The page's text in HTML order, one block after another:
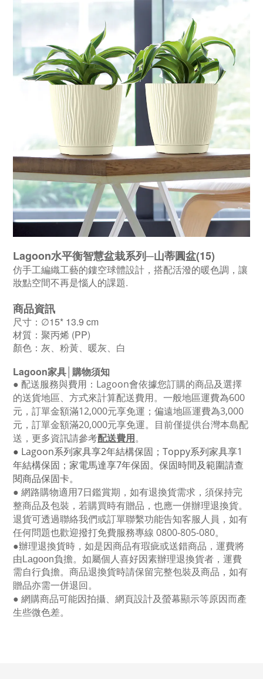
Lagoon水平衡智慧盆栽系列─山蒂圓盆(15)
仿手工編織工藝的鏤空球體設計，搭配活潑的暖色調，讓
妝點空間不再是惱人的課題.
商品資訊
尺寸：∅15* 13.9 cm
材質：聚丙烯 (PP)
顏色：灰、粉黃、暖灰、白
Lagoon家具│購物須知
● 配送服務與費用： Lagoon會依據您訂購的商品及選擇
的送貨地區、方式來計算配送費用。一般地區運費為600
元，訂單金額滿12,000元享免運；偏遠地區運費為3,000
元，訂單金額滿20,000元享免運。目前僅提供台灣本島配
送，更多資訊請參考配送費用。
● Lagoon系列家具享2年結構保固； Toppy系列家具享1
年結構保固；家電馬達享7年保固。保固時間及範圍請查
閱商品保固卡。
● 網路購物適用7日鑑賞期，如有退換貨需求，須保持完
整商品及包裝，若購買時有贈品，也應一併辦理退換貨。
退貨可透過聯絡我們或訂單聯繫功能告知客服人員，如有
任何問題也歡迎撥打免費服務專線 0800-805-080。
●辦理退換貨時，如是因商品有瑕疵或送錯商品，運費將
由Lagoon負擔。如屬個人喜好因素辦理退換貨者，運費
需自行負擔。商品退換貨時請保留完整包裝及商品，如有
贈品亦需一併退回。
● 網購商品可能因拍攝、網頁設計及螢幕顯示等原因而產
生些微色差。